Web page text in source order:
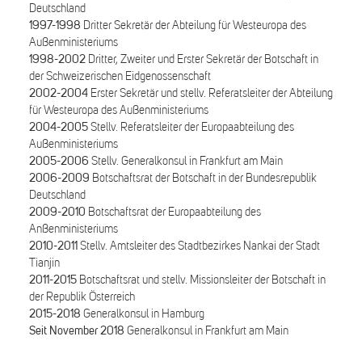
Deutschland
1997-1998 Dritter Sekretär der Abteilung für Westeuropa des
Außenministeriums
1998-2002 Dritter, Zweiter und Erster Sekretär der Botschaft in
der Schweizerischen Eidgenossenschaft
2002-2004 Erster Sekretär und stellv. Referatsleiter der Abteilung
für Westeuropa des Außenministeriums
2004-2005 Stellv. Referatsleiter der Europaabteilung des
Außenministeriums
2005-2006 Stellv. Generalkonsul in Frankfurt am Main
2006-2009 Botschaftsrat der Botschaft in der Bundesrepublik
Deutschland
2009-2010 Botschaftsrat der Europaabteilung des
Anßenministeriums
2010-2011 Stellv. Amtsleiter des Stadtbezirkes Nankai der Stadt
Tianjin
2011-2015 Botschaftsrat und stellv. Missionsleiter der Botschaft in
der Republik Österreich
2015-2018 Generalkonsul in Hamburg
Seit November 2018 Generalkonsul in Frankfurt am Main